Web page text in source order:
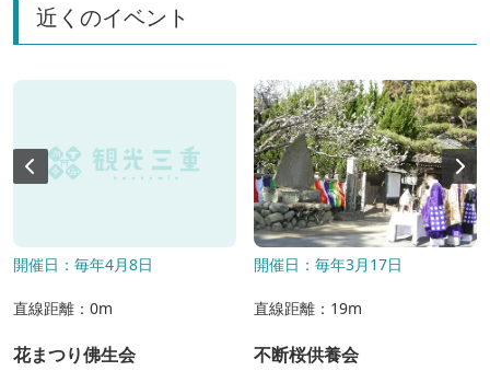
近くのイベント
開催日：毎年4月8日
直線距離：0m
花まつり佛生会
開催日：毎年3月17日
直線距離：19m
不断桜供養会